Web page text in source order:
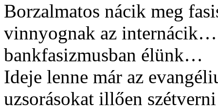
Borzalmatos nácik meg
vinnyognak az
bankfasizmusban élünk…
Ideje lenne már az
uzsorásokat illően